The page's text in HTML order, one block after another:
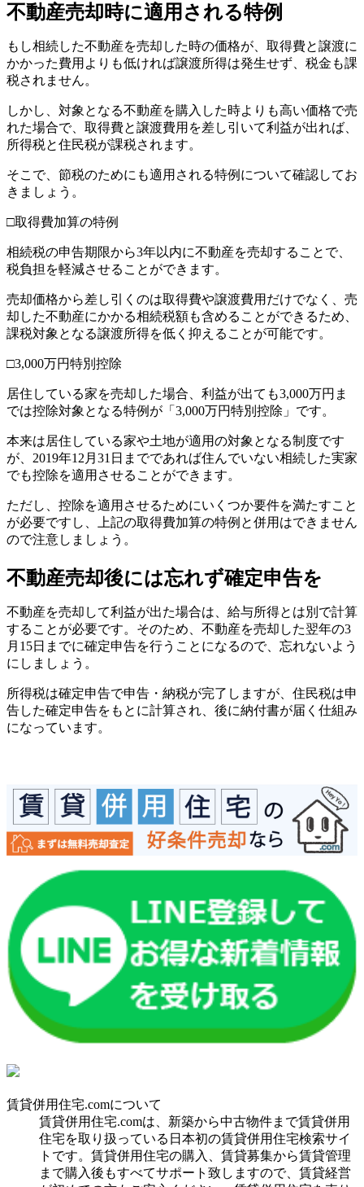
不動産売却時に適用される特例
もし相続した不動産を売却した時の価格が、取得費と譲渡に
かかった費用よりも低ければ譲渡所得は発生せず、税金も課
税されません。
しかし、対象となる不動産を購入した時よりも高い価格で売
れた場合で、取得費と譲渡費用を差し引いて利益が出れば、
所得税と住民税が課税されます。
そこで、節税のためにも適用される特例について確認してお
きましょう。
□取得費加算の特例
相続税の申告期限から3年以内に不動産を売却することで、
税負担を軽減させることができます。
売却価格から差し引くのは取得費や譲渡費用だけでなく、売
却した不動産にかかる相続税額も含めることができるため、
課税対象となる譲渡所得を低く抑えることが可能です。
□3,000万円特別控除
居住している家を売却した場合、利益が出ても3,000万円ま
では控除対象となる特例が「3,000万円特別控除」です。
本来は居住している家や土地が適用の対象となる制度です
が、2019年12月31日までであれば住んでいない相続した実家
でも控除を適用させることができます。
ただし、控除を適用させるためにいくつか要件を満たすこと
が必要ですし、上記の取得費加算の特例と併用はできません
ので注意しましょう。
不動産売却後には忘れず確定申告を
不動産を売却して利益が出た場合は、給与所得とは別で計算
することが必要です。そのため、不動産を売却した翌年の3
月15日までに確定申告を行うことになるので、忘れないよう
にしましょう。
所得税は確定申告で申告・納税が完了しますが、住民税は申
告した確定申告をもとに計算され、後に納付書が届く仕組み
になっています。
賃貸併用住宅.comについて
賃貸併用住宅.comは、新築から中古物件まで賃貸併用
住宅を取り扱っている日本初の賃貸併用住宅検索サイ
トです。賃貸併用住宅の購入、賃貸募集から賃貸管理
まで購入後もすべてサポート致しますので、賃貸経営